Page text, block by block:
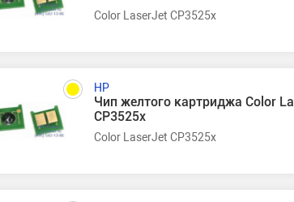
Color LaserJet CP3525x
HP
Чип желтого картриджа Color
CP3525x
Color LaserJet CP3525x